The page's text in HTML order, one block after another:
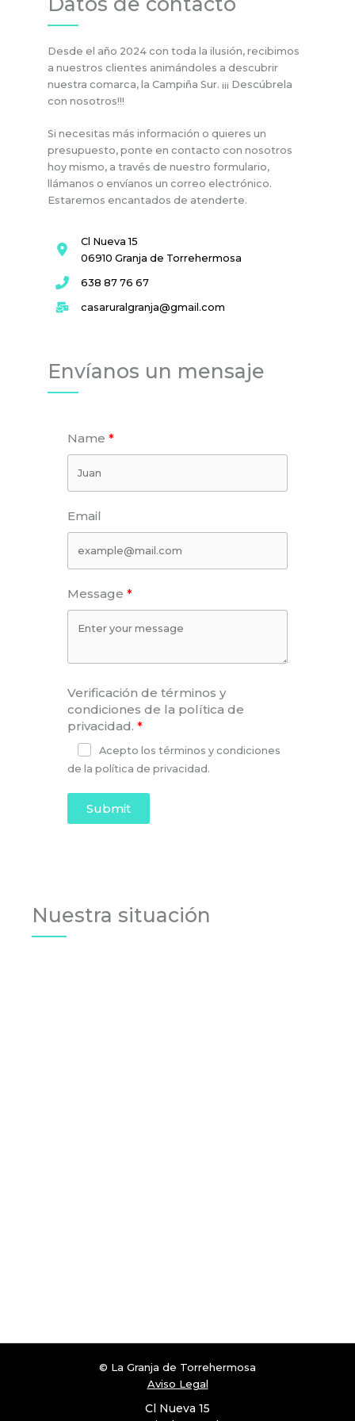
Desde el año 2024 con toda la ilusión, recibimos
a nuestros clientes animándoles a descubrir
nuestra comarca, la Campiña Sur. ¡¡¡ Descúbrela
con nosotros!!!
Si necesitas más información o quieres un
presupuesto, ponte en contacto con nosotros
hoy mismo, a través de nuestro formulario,
llámanos o envíanos un correo electrónico.
Estaremos encantados de atenderte.
Cl Nueva 15
06910 Granja de Torrehermosa
638 87 76 67
casaruralgranja@gmail.com
Envíanos un mensaje
Name
Email
Message
Verificación de términos y
condiciones de la política de
privacidad.
Acepto los términos y condiciones
de la política de privacidad.
Submit
Nuestra situación
© La Granja de Torrehermosa
Aviso Legal
Cl Nueva 15